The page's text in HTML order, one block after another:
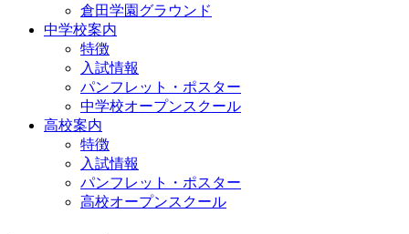
倉田学園グラウンド
中学校案内
特徴
入試情報
パンフレット・ポスター
中学校オープンスクール
高校案内
特徴
入試情報
パンフレット・ポスター
高校オープンスクール